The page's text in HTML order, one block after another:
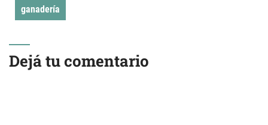
ganadería
Dejá tu comentario